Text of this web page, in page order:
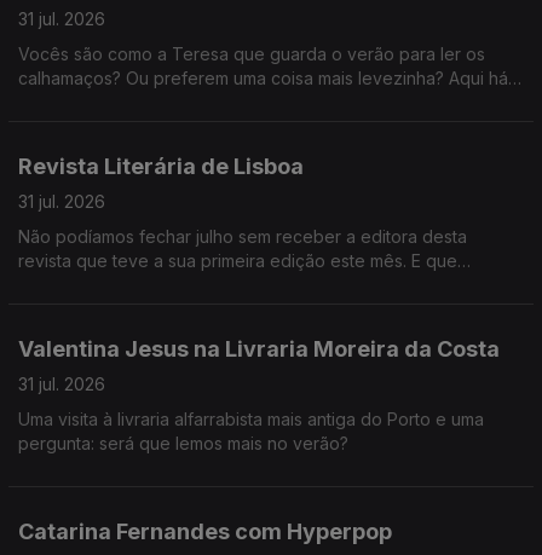
31 jul. 2026
Vocês são como a Teresa que guarda o verão para ler os
calhamaços? Ou preferem uma coisa mais levezinha? Aqui há
Revista Literária de Lisboa
31 jul. 2026
Não podíamos fechar julho sem receber a editora desta
revista que teve a sua primeira edição este mês. E que
Valentina Jesus na Livraria Moreira da Costa
31 jul. 2026
Uma visita à livraria alfarrabista mais antiga do Porto e uma
pergunta: será que lemos mais no verão?
Catarina Fernandes com Hyperpop